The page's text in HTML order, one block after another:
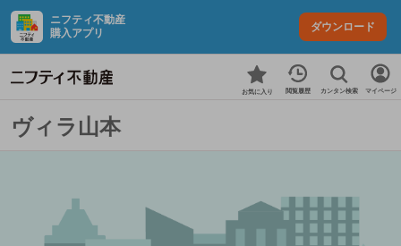
ニフティ不動産
購入アプリ
ダウンロード
お気に入り 閲覧履歴 カンタン検索 マイページ
ヴィラ山本